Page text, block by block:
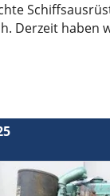
Derzeit haben